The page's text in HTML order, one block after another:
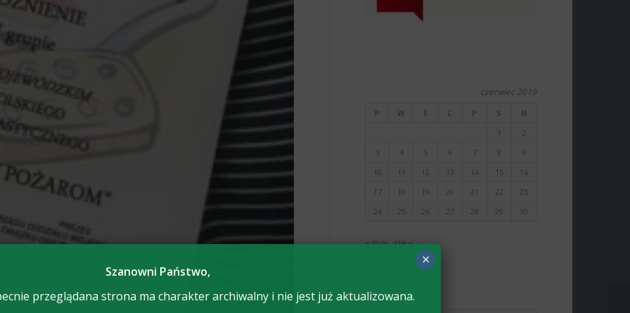
czerwiec 2019
P W Ś C P S
N
1
2
3
4 5 6 7 8
9
10
11 12 13 14 15
16
17
18 19 20 21 22
23
24
25 26 27 28 29 30
« maj sie »
ARCHIWA
Szanowni Państwo,
przeglądana strona ma charakter archiwalny i nie jest już aktualizowana.
×